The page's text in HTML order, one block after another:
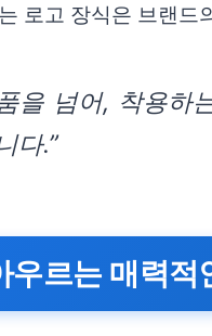
로고 장식은 브랜드
을 넘어, 착용하
다.”
우르는 매력적